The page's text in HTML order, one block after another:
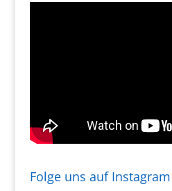
Folge uns auf Instagram